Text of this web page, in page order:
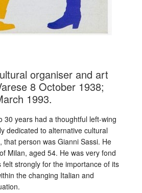
organiser and art
8 October 1938;
1993.
30 years had a thoughtful left-wing
dedicated to alternative cultural
that person was Gianni Sassi. He
Milan, aged 54. He was very fond
felt strongly for the importance of its
the changing Italian and